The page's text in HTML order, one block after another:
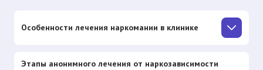
Особенности лечения наркомании в клинике
Этапы анонимного лечения от наркозависимости​​​​​​